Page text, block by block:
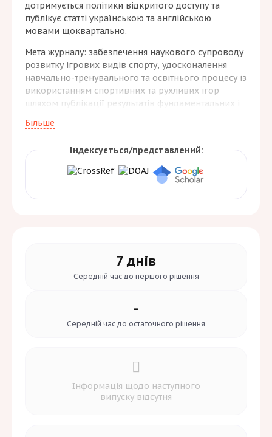
дотримується політики відкритого доступу та
публікує статті українською та англійською
мовами щоквартально.
Мета журналу: забезпечення наукового супроводу
розвитку ігрових видів спорту, удосконалення
навчально-тренувального та освітнього процесу із
використанням спортивних та рухливих ігор
шляхом публікації результатів фундаментальних і
викладачів, тренерів, спортсменів, аспірантів,
експертів галузі.
Більше
Індексується/представлений:
7 днів
Середній час до першого рішення
-
Середній час до остаточного рішення
Інформація щодо наступного
випуску відсутня